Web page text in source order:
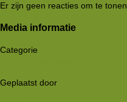
Er zijn geen reacties om te tonen.
Media informatie
Categorie
Geplaatst door